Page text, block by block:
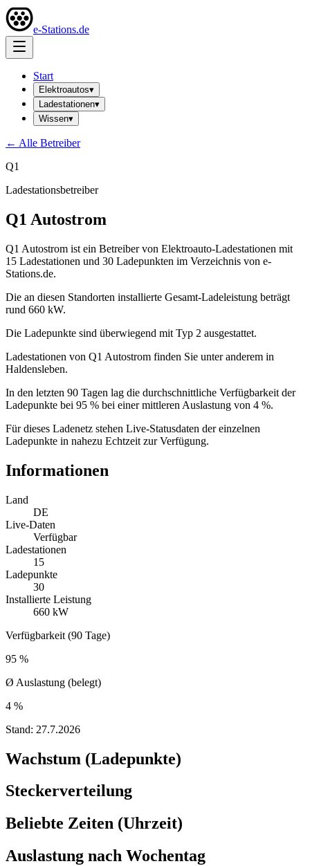
e-Stations.de
Start
Elektroautos▾
Ladestationen▾
Wissen▾
← Alle Betreiber
Q1
Ladestationsbetreiber
Q1 Autostrom
Q1 Autostrom ist ein Betreiber von Elektroauto-Ladestationen mit
15 Ladestationen und 30 Ladepunkten im Verzeichnis von e-
Stations.de.
Die an diesen Standorten installierte Gesamt-Ladeleistung beträgt
rund 660 kW.
Die Ladepunkte sind überwiegend mit Typ 2 ausgestattet.
Ladestationen von Q1 Autostrom finden Sie unter anderem in
Haldensleben.
In den letzten 90 Tagen lag die durchschnittliche Verfügbarkeit der
Ladepunkte bei 95 % bei einer mittleren Auslastung von 4 %.
Für dieses Ladenetz stehen Live-Statusdaten der einzelnen
Ladepunkte in nahezu Echtzeit zur Verfügung.
Informationen
Land
DE
Live-Daten
Verfügbar
Ladestationen
15
Ladepunkte
30
Installierte Leistung
660 kW
Verfügbarkeit (90 Tage)
95 %
Ø Auslastung (belegt)
4 %
Stand: 27.7.2026
Wachstum (Ladepunkte)
Steckerverteilung
Beliebte Zeiten (Uhrzeit)
Auslastung nach Wochentag